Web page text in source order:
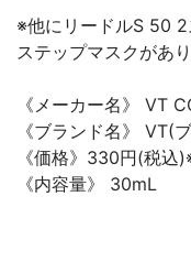
※他にリードルS 50
ステップマスクがあり
《メーカー名》 VT
《ブランド名》 VT(
《価格》330円(税込
《内容量》 30mL